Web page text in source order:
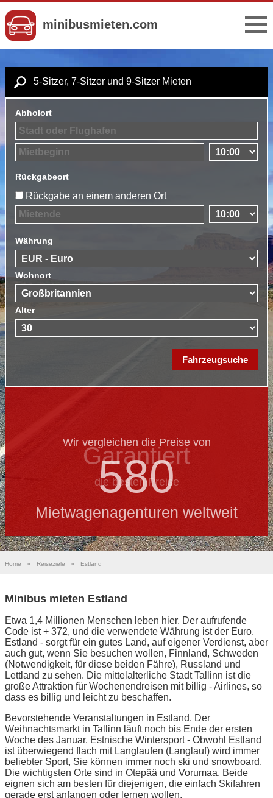
minibusmieten.com
5-Sitzer, 7-Sitzer und 9-Sitzer Mieten
Abholort
Rückgabeort
Rückgabe an einem anderen Ort
Währung
Wohnort
Alter
Wir vergleichen die Preise von
580
Mietwagenagenturen weltweit
Garantiert
die besten Preise
Home » Reiseziele » Estland
Minibus mieten Estland
Etwa 1,4 Millionen Menschen leben hier. Der aufrufende
Code ist + 372, und die verwendete Währung ist der Euro.
Estland - sorgt für ein gutes Land, auf eigener Verdienst, aber
auch gut, wenn Sie besuchen wollen, Finnland, Schweden
(Notwendigkeit, für diese beiden Fähre), Russland und
Lettland zu sehen. Die mittelalterliche Stadt Tallinn ist die
große Attraktion für Wochenendreisen mit billig - Airlines, so
dass es billig und leicht zu beschaffen.
Bevorstehende Veranstaltungen in Estland. Der
Weihnachtsmarkt in Tallinn läuft noch bis Ende der ersten
Woche des Januar. Estnische Wintersport - Obwohl Estland
ist überwiegend flach mit Langlaufen (Langlauf) wird immer
beliebter Sport, Sie können immer noch ski und snowboard.
Die wichtigsten Orte sind in Otepää und Vorumaa. Beide
eignen sich am besten für diejenigen, die einfach Skifahren
gerade erst anfangen oder lernen wollen.